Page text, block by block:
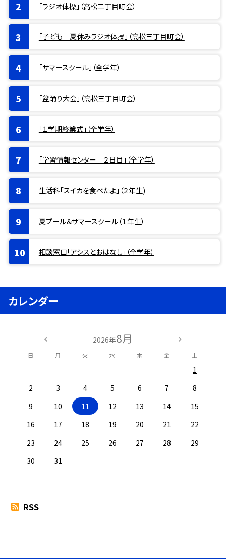
「ラジオ体操」（高松二丁目町会）
「子ども 夏休みラジオ体操」（高松三丁目町会）
「サマースクール」（全学年）
「盆踊り大会」（高松三丁目町会）
「１学期終業式」（全学年）
「学習情報センター ２日目」（全学年）
生活科「スイカを食べたよ」（２年生)
夏プール＆サマースクール（１年生）
相談窓口「アシスとおはなし」（全学年）
カレンダー
2026年8月
日 月 火 水 木 金 土
1
2
3 4 5 6 7
8
9
10 11 12 13 14
15
16
17 18 19 20 21
22
23
24 25 26 27 28
29
30
31
RSS